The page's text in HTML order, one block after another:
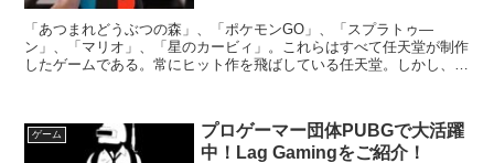
「あつまれどうぶつの森」、「ポケモンGО」、「スプラトゥ―
ン」、「マリオ」、「星のカービィ」。これらはすべて任天堂が制作
したゲームである。常にヒット作を飛ばしている任天堂。しかし、そ
ゲーム
プロゲーマー団体PUBGで大活躍
中！Lag Gamingをご紹介！